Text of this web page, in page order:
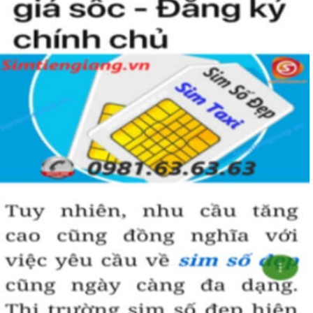
Sim Tiền Giang là đơn vị cung cấp sim số đẹp lục quý 9, sim giá rẻ
uy tín chất lượng.
Chọn mua sim số đẹp thường mất nhiều thời gian ở khoản lựa số,
một số phải vừa đẹp, vừa tốt về phong thủy thì mới là sim hoàn
hảo. Vậy phải làm sao?
- Cách nhanh nhất để chọn mua được sim lục quý 9 là bạn vào
trang chủ của Sim Tiền Giang, chọn mục “Sim giảm giá “ ở ngay
đầu trang chủ. Đây là danh sách sim được đại lý giảm giá vì một số
lý do nên bạn có thể chọn mua được số đẹp lại có giá cực rẻ nữa.
Ngoài ra quý khách chưa ưng ý về sim luc quy 9 có cũng thể tham
khảo thêm Sim Vinaphone,Sim Gmobile, Sim Lục Quý,Sim Năm
Sinh..